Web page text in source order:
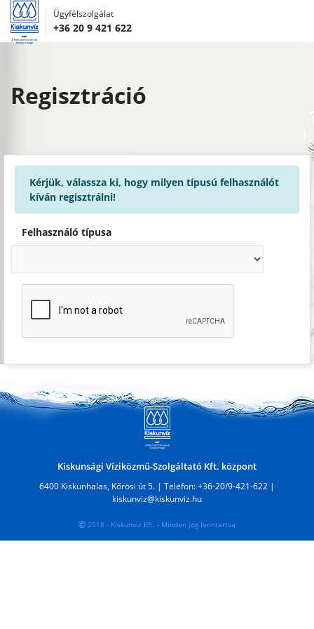
Ügyfélszolgálat
+36 20 9 421 622
Regisztráció
Kérjük, válassza ki, hogy milyen típusú felhasználót
kíván regisztrálni!
Felhasználó típusa
Kiskunsági Víziközmű-Szolgáltató Kft. központ
6400 Kiskunhalas, Kőrösi út 5. | Telefon: +36-20/9-421-622 |
kiskunviz@kiskunviz.hu
2018 - Kiskunvíz Kft. - Minden jog fenntartva